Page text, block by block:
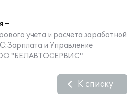
учета и расчета заработной
и Управление
"БЕЛАВТОСЕРВИС"
К списку